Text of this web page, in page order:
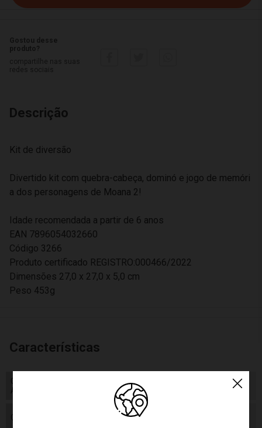
Descrição
Kit de diversão
Divertido kit com quebra-cabeça, dominó e jogo de memóri
a dos personagens de Moana 2!
Idade recomendada a partir de 6 anos
EAN 7896054032660
Código 3266
Produto certificado REGISTRO:000466/2022
Dimensões 27,0 x 27,0 x 5,0 cm
Peso 453g
Características
Código de Homologação
Anatel
Código de Homologação Anatel
Certificado/ Selo Inmetro
Certificado/ Selo Inmetro